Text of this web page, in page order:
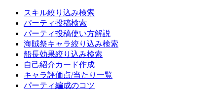
スキル絞り込み検索
パーティ投稿検索
パーティ投稿使い方解説
海賊祭キャラ絞り込み検索
船長効果絞り込み検索
自己紹介カード作成
キャラ評価点/当たり一覧
パーティ編成のコツ